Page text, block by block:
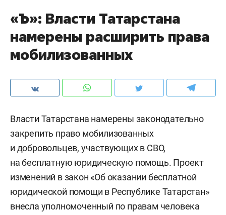
«Ъ»: Власти Татарстана
намерены расширить права
мобилизованных
Власти Татарстана намерены законодательно
закрепить право мобилизованных
и добровольцев, участвующих в СВО,
на бесплатную юридическую помощь. Проект
изменений в закон «Об оказании бесплатной
юридической помощи в Республике Татарстан»
внесла уполномоченный по правам человека